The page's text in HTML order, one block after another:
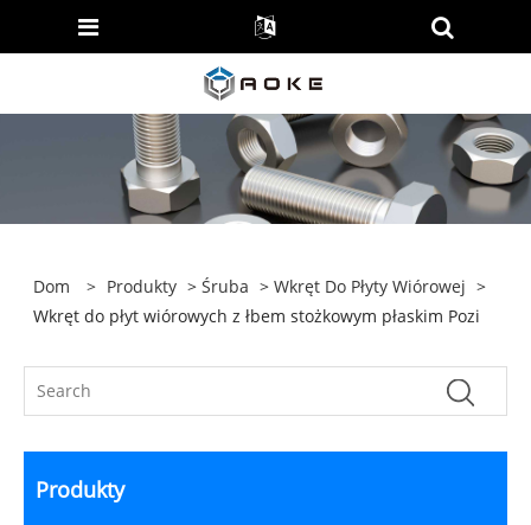
Dom > Produkty >Śruba >Wkręt Do Płyty Wiórowej >
Wkręt do płyt wiórowych z łbem stożkowym płaskim Pozi
Produkty